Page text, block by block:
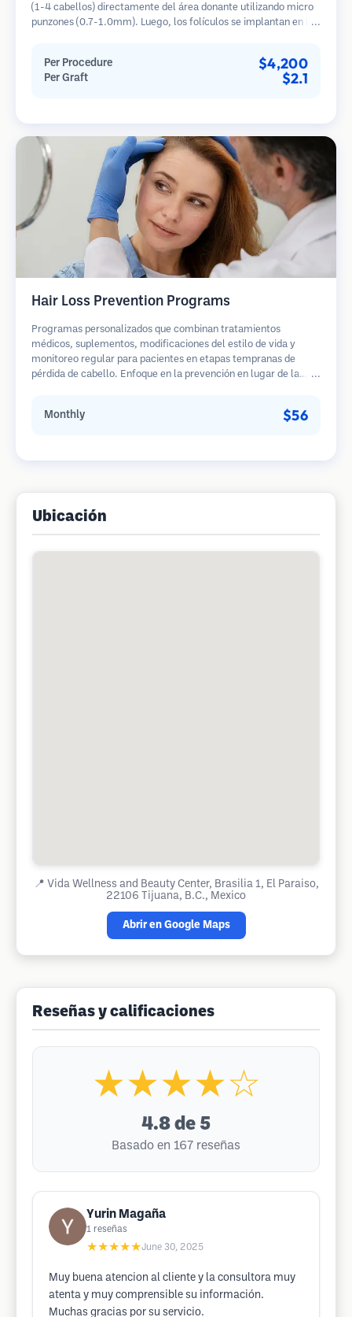
(1-4 cabellos) directamente del área donante utilizando micro
punzones (0.7-1.0mm). Luego, los folículos se implantan en las
en comparación con los métodos de extracción de tiras.
Per Procedure $4,200
Per Graft $2.1
Hair Loss Prevention Programs
Programas personalizados que combinan tratamientos
médicos, suplementos, modificaciones del estilo de vida y
monitoreo regular para pacientes en etapas tempranas de
pérdida de cabello. Enfoque en la prevención en lugar de la
Monthly $56
Ubicación
📍 Vida Wellness and Beauty Center, Brasilia 1, El Paraiso,
22106 Tijuana, B.C., Mexico
Abrir en Google Maps
Reseñas y calificaciones
★★★★☆
4.8 de 5
Basado en 167 reseñas
Yurin Magaña
1 reseñas
★★★★★June 30, 2025
Muy buena atencion al cliente y la consultora muy
atenta y muy comprensible su información.
Muchas gracias por su servicio.